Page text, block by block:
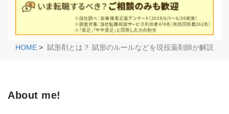
HOME > 賦形剤とは？ 賦形のルールなどを現役薬剤師が解説
About me!